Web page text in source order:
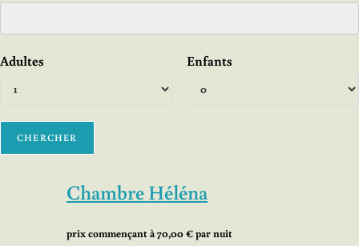
Adultes Enfants
Chambre Héléna
prix commençant à 70,00 € par nuit